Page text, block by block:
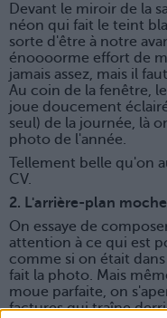
Devant le miroir de la
néon qui fait le teint
sorte d'être à notre
énoooorme effort de
jamais assez, mais il
Au coin de la fenêtre,
joue doucement
seul) de la journée, là
photo de l'année.
Tellement belle qu'on
CV.
2. L'arrière-plan moche
On essaye de
attention à ce qui est
comme si on était
fait la photo. Mais
moue parfaite, on
factures qui traîne